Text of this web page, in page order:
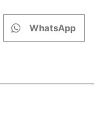
WhatsApp